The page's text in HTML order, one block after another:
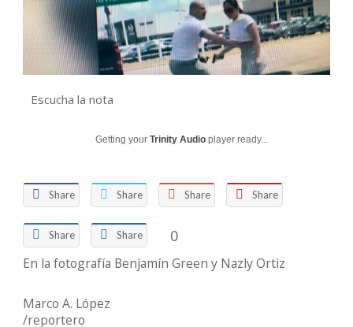
Escucha la nota
Getting your Trinity Audio player ready...
Share Share Share Share
Share Share 0
En la fotografía Benjamín Green y Nazly Ortiz
Marco A. López
/reportero